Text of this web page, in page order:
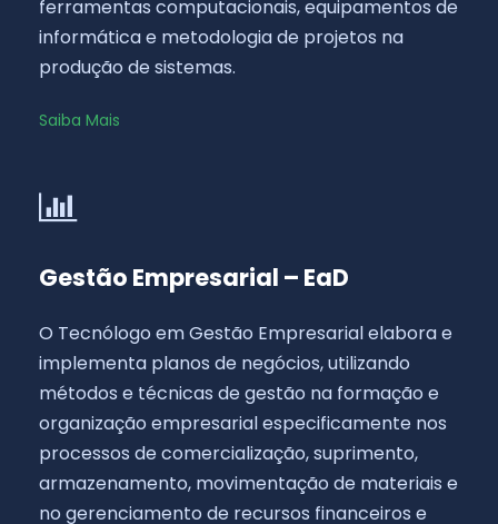
ferramentas computacionais, equipamentos de
informática e metodologia de projetos na
produção de sistemas.
Saiba Mais
Gestão Empresarial – EaD
O Tecnólogo em Gestão Empresarial elabora e
implementa planos de negócios, utilizando
métodos e técnicas de gestão na formação e
organização empresarial especificamente nos
processos de comercialização, suprimento,
armazenamento, movimentação de materiais e
no gerenciamento de recursos financeiros e